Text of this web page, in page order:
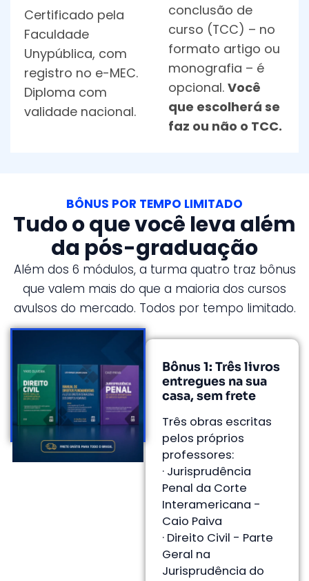
Certificado pela
Faculdade
Unypública, com
registro no e-MEC.
Diploma com
validade nacional.
conclusão de
curso (TCC) – no
formato artigo ou
monografia – é
opcional. Você
que escolherá se
faz ou não o TCC.
BÔNUS POR TEMPO LIMITADO
Tudo o que você leva além
da pós-graduação
Além dos 6 módulos, a turma quatro traz bônus
que valem mais do que a maioria dos cursos
avulsos do mercado. Todos por tempo limitado.
Bônus 1: Três livros
entregues na sua
casa, sem frete
Três obras escritas
pelos próprios
professores:
· Jurisprudência
Penal da Corte
Interamericana -
Caio Paiva
· Direito Civil - Parte
Geral na
Jurisprudência do